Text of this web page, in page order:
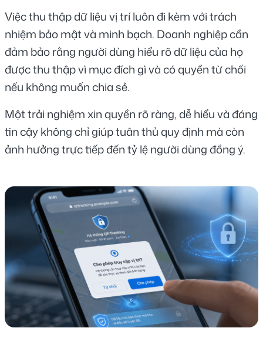
Việc thu thập dữ liệu vị trí luôn đi kèm với trách
nhiệm bảo mật và minh bạch. Doanh nghiệp cần
đảm bảo rằng người dùng hiểu rõ dữ liệu của họ
được thu thập vì mục đích gì và có quyền từ chối
nếu không muốn chia sẻ.
Một trải nghiệm xin quyền rõ ràng, dễ hiểu và đáng
tin cậy không chỉ giúp tuân thủ quy định mà còn
ảnh hưởng trực tiếp đến tỷ lệ người dùng đồng ý.